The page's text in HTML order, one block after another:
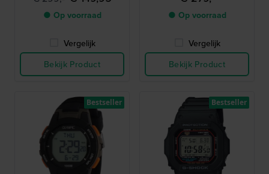
● Op voorraad
Vergelijk
Bekijk Product
● Op voorraad
Vergelijk
Bekijk Product
Bestseller Bestseller